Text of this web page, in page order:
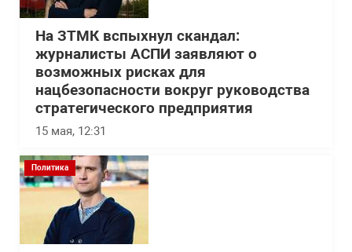
На ЗТМК вспыхнул скандал:
журналисты АСПИ заявляют о
возможных рисках для
нацбезопасности вокруг руководства
стратегического предприятия
15 мая, 12:31
Политика